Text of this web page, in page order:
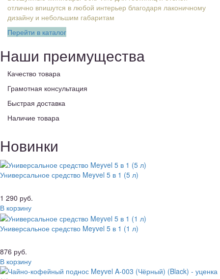
отлично впишутся в любой интерьер благодаря лаконичному
дизайну и небольшим габаритам
Перейти в каталог
Наши преимущества
Качество товара
Грамотная консультация
Быстрая доставка
Наличие товара
Новинки
Универсальное средство Meyvel 5 в 1 (5 л)
1 290 руб.
В корзину
Универсальное средство Meyvel 5 в 1 (1 л)
876 руб.
В корзину